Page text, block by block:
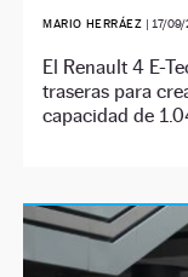
MARIO HERRÁEZ | 17/
El Renault 4 E-
traseras para
capacidad de